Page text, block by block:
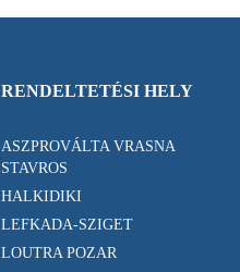
RENDELTETÉSI HELY
ASZPROVÁLTA VRASNA
STAVROS
HALKIDIKI
LEFKADA-SZIGET
LOUTRA POZAR